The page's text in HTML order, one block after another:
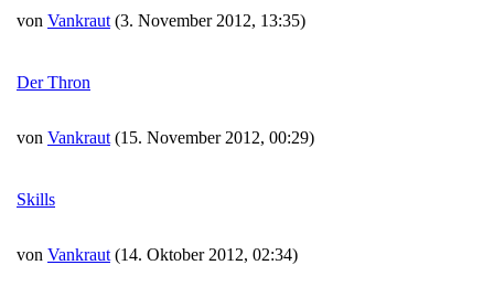
von Vankraut (3. November 2012, 13:35)
Der Thron
von Vankraut (15. November 2012, 00:29)
Skills
von Vankraut (14. Oktober 2012, 02:34)